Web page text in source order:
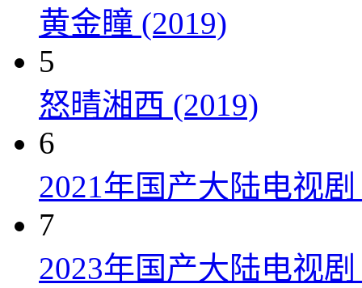
黄金瞳 (2019)
5
怒晴湘西 (2019)
6
2021年国产大陆电视
7
2023年国产大陆电视